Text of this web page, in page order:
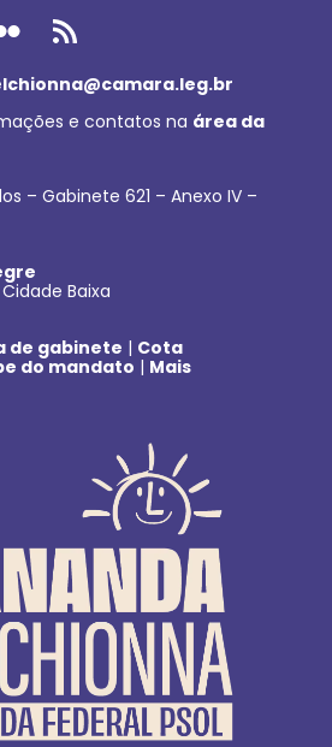
Feed RSS
e contatos na área da
– Gabinete 621 – Anexo IV –
Baixa
de gabinete | Cota
do mandato | Mais